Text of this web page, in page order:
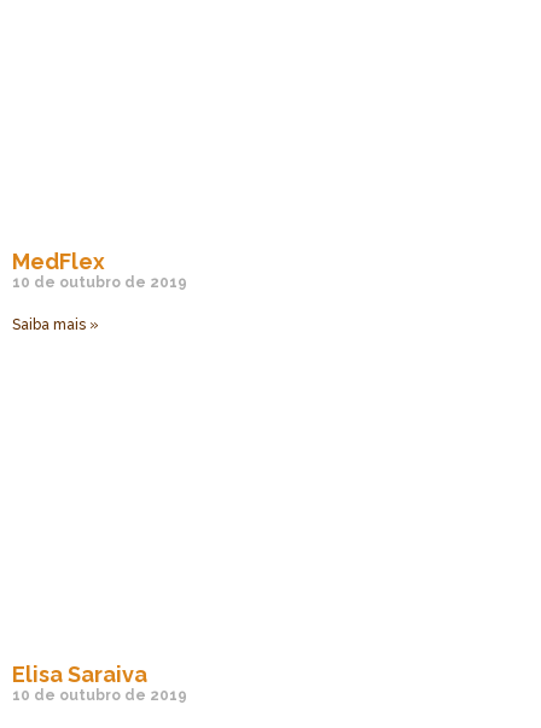
MedFlex
10 de outubro de 2019
Saiba mais »
Elisa Saraiva
10 de outubro de 2019